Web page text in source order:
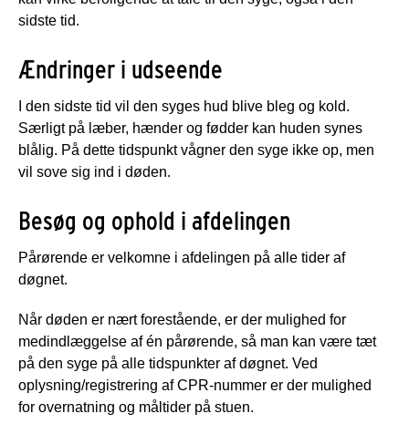
sidste tid.
Ændringer i udseende
I den sidste tid vil den syges hud blive bleg og kold.
Særligt på læber, hænder og fødder kan huden synes
blålig. På dette tidspunkt vågner den syge ikke op, men
vil sove sig ind i døden.
Besøg og ophold i afdelingen
Pårørende er velkomne i afdelingen på alle tider af
døgnet.
Når døden er nært forestående, er der mulighed for
medindlæggelse af én pårørende, så man kan være tæt
på den syge på alle tidspunkter af døgnet. Ved
oplysning/registrering af CPR-nummer er der mulighed
for overnatning og måltider på stuen.